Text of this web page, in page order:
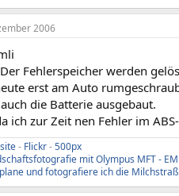
2006
Fehlerspeicher werden
erst am Auto
die Batterie ausgebaut.
ich zur Zeit nen Fehler im
- Flickr-500px
mit Olympus MFT -
und fotografiere ich die